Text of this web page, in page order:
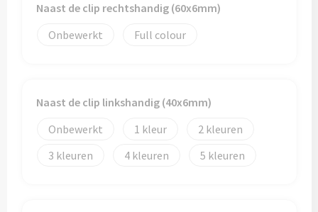
Toilettassen
Waterbestendige tassen
Naast de clip rechtshandig (60x6mm)
Onbewerkt
Full colour
Naast de clip linkshandig (40x6mm)
Onbewerkt
1
2
3
4 5